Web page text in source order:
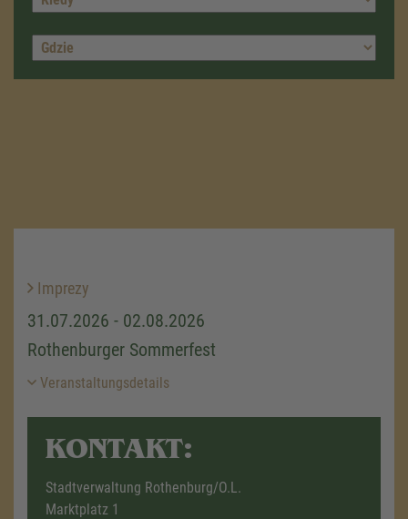
Imprezy
31.07.2026 - 02.08.2026
Rothenburger Sommerfest
Veranstaltungsdetails
KONTAKT:
Stadtverwaltung Rothenburg/O.L.
Marktplatz 1